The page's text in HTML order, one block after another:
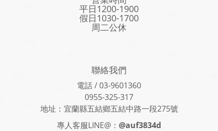
平日1200-1900
假日1030-1700
周二公休
聯絡我們
電話 / 03-9601360
0955-325-317
地址：宜蘭縣五結鄉五結中路一段275號
專人客服LINE@： @auf3834d